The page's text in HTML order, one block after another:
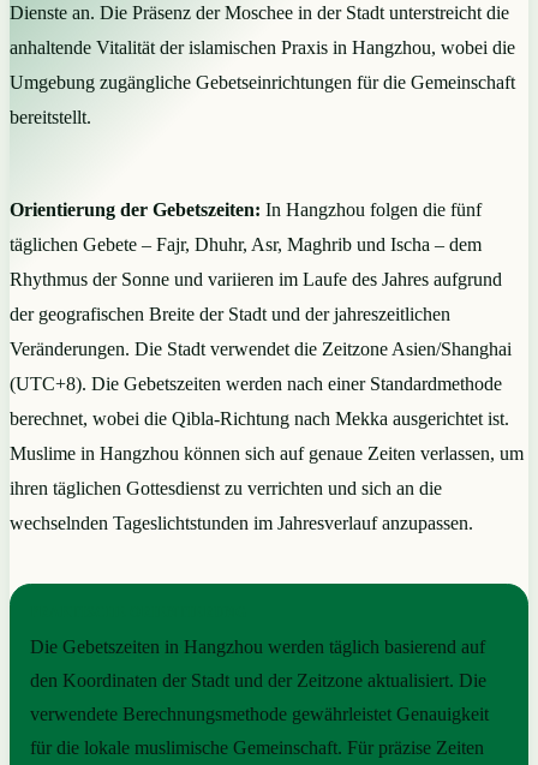
Dienste an. Die Präsenz der Moschee in der Stadt unterstreicht die
anhaltende Vitalität der islamischen Praxis in Hangzhou, wobei die
Umgebung zugängliche Gebetseinrichtungen für die Gemeinschaft
bereitstellt.
Orientierung der Gebetszeiten: In Hangzhou folgen die fünf
täglichen Gebete – Fajr, Dhuhr, Asr, Maghrib und Ischa – dem
Rhythmus der Sonne und variieren im Laufe des Jahres aufgrund
der geografischen Breite der Stadt und der jahreszeitlichen
Veränderungen. Die Stadt verwendet die Zeitzone Asien/Shanghai
(UTC+8). Die Gebetszeiten werden nach einer Standardmethode
berechnet, wobei die Qibla-Richtung nach Mekka ausgerichtet ist.
Muslime in Hangzhou können sich auf genaue Zeiten verlassen, um
ihren täglichen Gottesdienst zu verrichten und sich an die
wechselnden Tageslichtstunden im Jahresverlauf anzupassen.
Die Gebetszeiten in Hangzhou werden täglich basierend auf
den Koordinaten der Stadt und der Zeitzone aktualisiert. Die
verwendete Berechnungsmethode gewährleistet Genauigkeit
für die lokale muslimische Gemeinschaft. Für präzise Zeiten